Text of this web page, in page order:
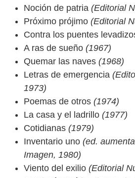
Noción de patria (Editorial
Próximo prójimo (Editorial
Contra los puentes
A ras de sueño (1967)
Quemar las naves (1968)
Letras de emergencia
1973)
Poemas de otros (1974)
La casa y el ladrillo (1977)
Cotidianas (1979)
Inventario uno (ed.
Imagen, 1980)
Viento del exilio (Editorial